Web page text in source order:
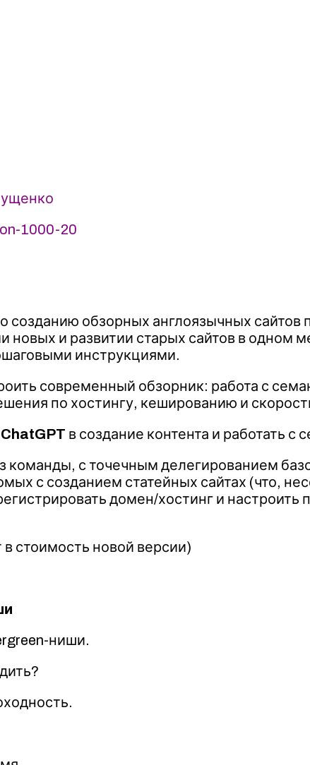
1000-20
созданию обзорных англоязычных сайтов
новых и развитии старых сайтов в одном
инструкциями.
современный обзорник: работа с
по хостингу, кешированию и
ChatGPT в создание контента и работать с
команды, с точечным делегированием
с созданием статейных сайтах (что,
домен/хостинг и настроить
стоимость новой версии)
ниши.